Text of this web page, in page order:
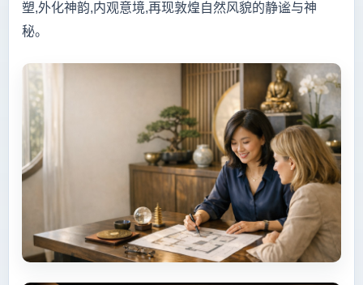
塑,外化神韵,内观意境,再现敦煌自然风貌的静谧与神
秘。